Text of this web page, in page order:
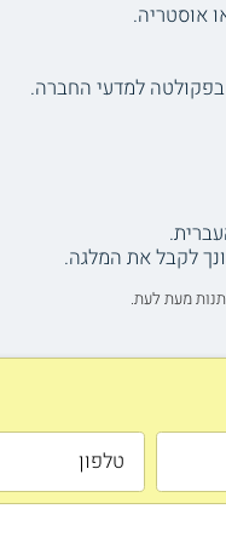
אוסטריה.
לקבל את המלגה.
מעת לעת.